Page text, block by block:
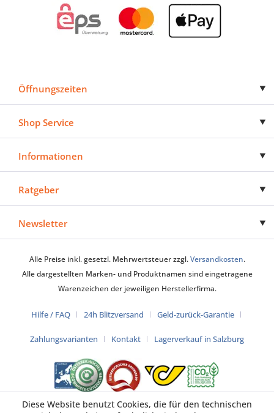
Öffnungszeiten
Shop Service
Informationen
Ratgeber
Newsletter
Alle Preise inkl. gesetzl. Mehrwertsteuer zzgl.Versandkosten.
Alle dargestellten Marken- und Produktnamen sind eingetragene
Warenzeichen der jeweiligen Herstellerfirma.
Hilfe / FAQ 24h Blitzversand Geld-zurück-Garantie
Zahlungsvarianten Kontakt Lagerverkauf in Salzburg
Diese Website benutzt Cookies, die für den technischen